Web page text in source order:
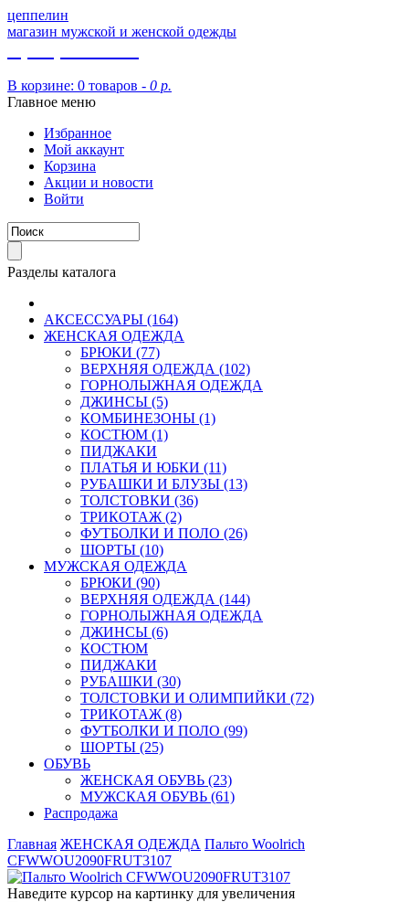
цеппелин
магазин мужской и женской одежды
В корзине: 0 товаров - 0 р.
Главное меню
Избранное
Мой аккаунт
Корзина
Акции и новости
Войти
Разделы каталога
АКСЕССУАРЫ (164)
ЖЕНСКАЯ ОДЕЖДА
БРЮКИ (77)
ВЕРХНЯЯ ОДЕЖДА (102)
ГОРНОЛЫЖНАЯ ОДЕЖДА
ДЖИНСЫ (5)
КОМБИНЕЗОНЫ (1)
КОСТЮМ (1)
ПИДЖАКИ
ПЛАТЬЯ И ЮБКИ (11)
РУБАШКИ И БЛУЗЫ (13)
ТОЛСТОВКИ (36)
ТРИКОТАЖ (2)
ФУТБОЛКИ И ПОЛО (26)
ШОРТЫ (10)
МУЖСКАЯ ОДЕЖДА
БРЮКИ (90)
ВЕРХНЯЯ ОДЕЖДА (144)
ГОРНОЛЫЖНАЯ ОДЕЖДА
ДЖИНСЫ (6)
КОСТЮМ
ПИДЖАКИ
РУБАШКИ (30)
ТОЛСТОВКИ И ОЛИМПИЙКИ (72)
ТРИКОТАЖ (8)
ФУТБОЛКИ И ПОЛО (99)
ШОРТЫ (25)
ОБУВЬ
ЖЕНСКАЯ ОБУВЬ (23)
МУЖСКАЯ ОБУВЬ (61)
Распродажа
Главная ЖЕНСКАЯ ОДЕЖДА Пальто Woolrich
CFWWOU2090FRUT3107
Наведите курсор на картинку для увеличения